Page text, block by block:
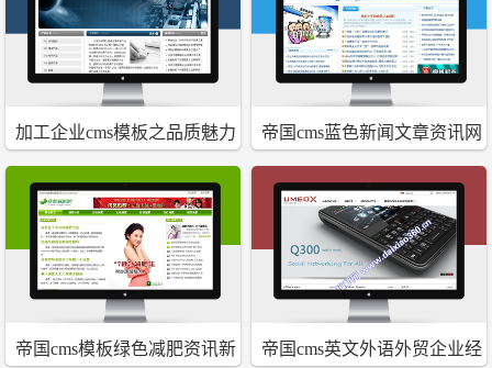
加工企业cms模板之品质魅力
帝国cms蓝色新闻文章资讯网
站模板
帝国cms模板绿色减肥资讯新
帝国cms英文外语外贸企业经